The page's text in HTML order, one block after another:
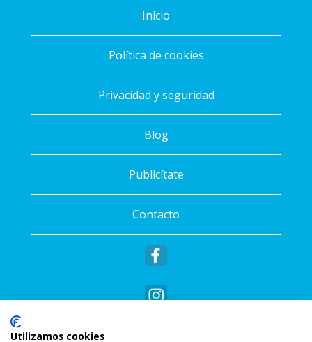
Inicio
Política de cookies
Privacidad y seguridad
Blog
Publicítate
Contacto
Utilizamos cookies